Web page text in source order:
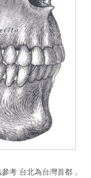
考 台北為台灣首都，